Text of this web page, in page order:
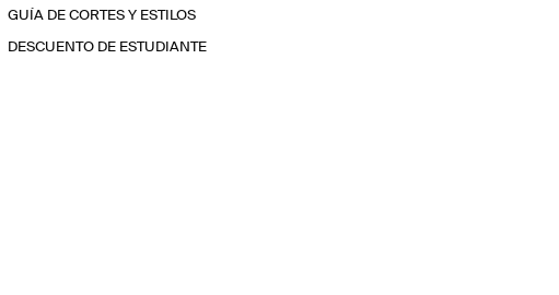
GUÍA DE CORTES Y ESTILOS
DESCUENTO DE ESTUDIANTE